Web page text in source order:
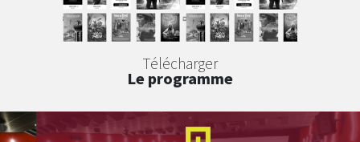
Télécharger
Le programme